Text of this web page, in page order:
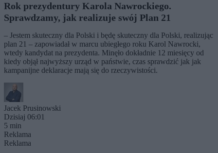
Rok prezydentury Karola Nawrockiego.
Sprawdzamy, jak realizuje swój Plan 21
– Jestem skuteczny dla Polski i będę skuteczny dla Polski, realizując
plan 21 – zapowiadał w marcu ubiegłego roku Karol Nawrocki,
wtedy kandydat na prezydenta. Minęło dokładnie 12 miesięcy od
kiedy objął najwyższy urząd w państwie, czas sprawdzić jak jak
kampanijne deklaracje mają się do rzeczywistości.
Jacek Prusinowski
Dzisiaj 06:01
5 min
Reklama
Reklama